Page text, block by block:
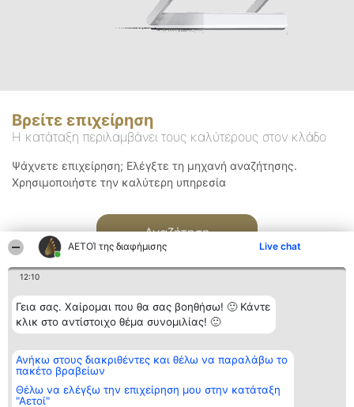
ΑΕΤΟΊ της διαφήμισης Live chat
12:10
Γεια σας. Χαίρομαι που θα σας βοηθήσω! 🙂 Κάντε
κλικ στο αντίστοιχο θέμα συνομιλίας! 🙂
Ανήκω στους διακριθέντες και θέλω να παραλάβω το
πακέτο βραβείων
Θέλω να ελέγξω την επιχείρηση μου στην κατάταξη
"Αετοί"
Βρείτε επιχείρηση
Η κατάταξη περιλαμβάνει τους καλύτερους στον κλάδο
Ψάχνετε επιχείρηση; Ελέγξτε τη μηχανή αναζήτησης.
Χρησιμοποιήστε την καλύτερη υπηρεσία
Αναζήτηση
Διοργανωτής της
κατάταξης
BEAUTIFUL COMPANY
ΤΗΛ. ΕΠΙΚΟΙΝΩΝΙΑΣ:
Κατάταξη
Διακριθέντες
των
διακριθέντων
Επικοινωνία
Επικοινωνία